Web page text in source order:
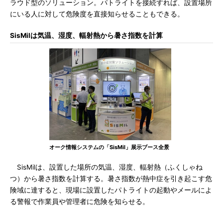
ラウド型のソリューション。パトライトを接続すれば、設置場所
にいる人に対して危険度を直接知らせることもできる。
SisMilは気温、湿度、輻射熱から暑さ指数を計算
オーク情報システムの「SisMil」展示ブース全景
SisMilは、設置した場所の気温、湿度、輻射熱（ふくしゃね
つ）から暑さ指数を計算する。暑さ指数が熱中症を引き起こす危
険域に達すると、現場に設置したパトライトの起動やメールによ
る警報で作業員や管理者に危険を知らせる。